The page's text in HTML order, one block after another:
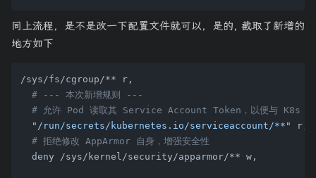
同上流程，是不是改一下配置文件就可以，是的, 截取了新增的
地方如下
/sys/fs/cgroup/** r,
# --- 本次新增规则 ---
# 允许 Pod 读取其 Service Account Token，以便与 K8s
"/run/secrets/kubernetes.io/serviceaccount/**"
r,
# 拒绝修改 AppArmor 自身，增强安全性
  deny /sys/kernel/security/apparmor/** w,